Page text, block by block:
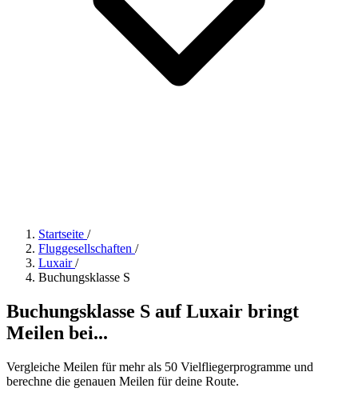
Startseite /
Fluggesellschaften /
Luxair /
Buchungsklasse S
Buchungsklasse S auf Luxair bringt
Meilen bei...
Vergleiche Meilen für mehr als 50 Vielfliegerprogramme und
berechne die genauen Meilen für deine Route.